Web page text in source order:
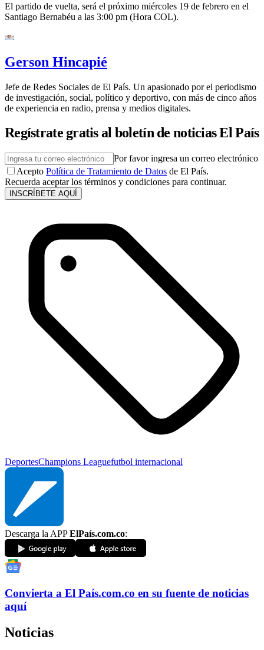
El partido de vuelta, será el próximo miércoles 19 de febrero en el
Santiago Bernabéu a las 3:00 pm (Hora COL).
Gerson Hincapié
Jefe de Redes Sociales de El País. Un apasionado por el periodismo
de investigación, social, político y deportivo, con más de cinco años
de experiencia en radio, prensa y medios digitales.
Regístrate gratis al boletín de noticias El País
Por favor ingresa un correo electrónico
Acepto Política de Tratamiento de Datos de El País.
Recuerda aceptar los términos y condiciones para continuar.
INSCRÍBETE AQUÍ
DeportesChampions Leaguefutbol internacional
Descarga la APPElPaís.com.co:
Convierta a El País.com.co en su fuente de noticias
aquí
Noticias